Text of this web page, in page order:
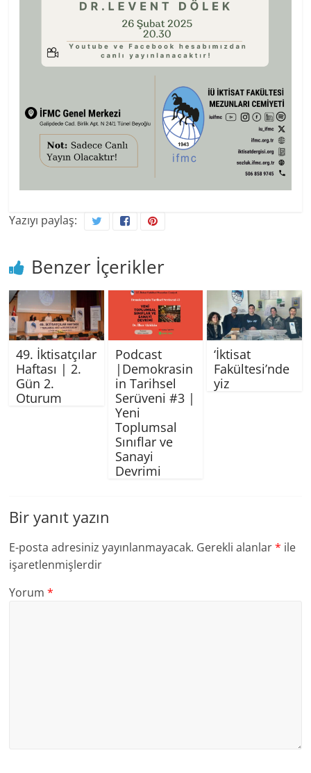
Yazıyı paylaş:
Benzer İçerikler
49. İktisatçılar
Haftası | 2.
Gün 2.
Oturum
Podcast
|Demokrasin
in Tarihsel
Serüveni #3 |
Yeni
Toplumsal
Sınıflar ve
Sanayi
Devrimi
‘İktisat
Fakültesi’nde
yiz
Bir yanıt yazın
E-posta adresiniz yayınlanmayacak. Gerekli alanlar* ile
işaretlenmişlerdir
Yorum*